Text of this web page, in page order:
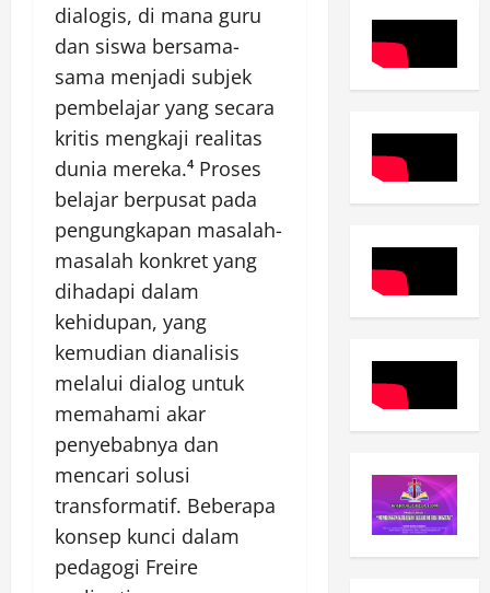
dialogis, di mana guru
dan siswa bersama-
sama menjadi subjek
pembelajar yang secara
kritis mengkaji realitas
dunia mereka.⁴ Proses
belajar berpusat pada
pengungkapan masalah-
masalah konkret yang
dihadapi dalam
kehidupan, yang
kemudian dianalisis
melalui dialog untuk
memahami akar
penyebabnya dan
mencari solusi
transformatif. Beberapa
konsep kunci dalam
pedagogi Freire